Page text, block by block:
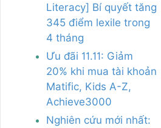
Literacy] Bí quyết tăng
345 điểm lexile trong
4 tháng
Ưu đãi 11.11: Giảm
20% khi mua tài khoản
Matific, Kids A-Z,
Achieve3000
Nghiên cứu mới nhất: